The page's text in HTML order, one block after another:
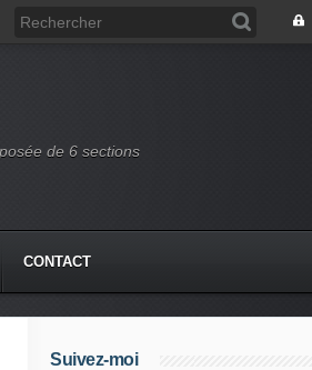
de 6 sections
CONTACT
Suivez-moi